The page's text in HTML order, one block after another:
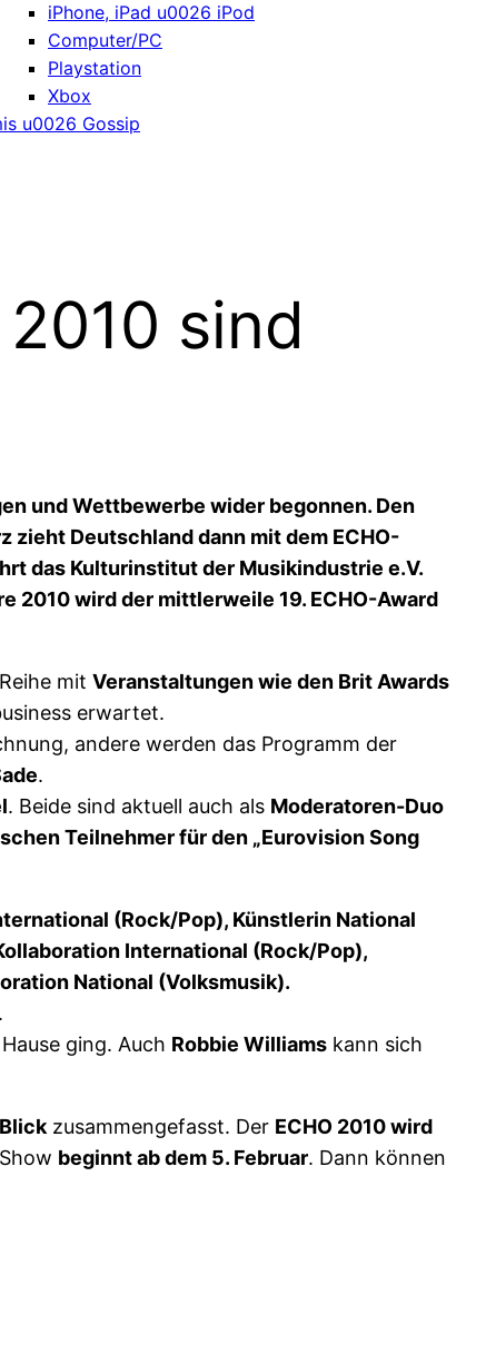
iPhone, iPad u0026 iPod
Computer/PC
Playstation
Xbox
u0026 Gossip
sind
und Wettbewerbe wider begonnen. Den
zieht Deutschland dann mit dem ECHO-
das Kulturinstitut der Musikindustrie e.V.
2010 wird der mittlerweile 19. ECHO-Award
mit Veranstaltungen wie den Brit Awards
erwartet.
andere werden das Programm der
.
. Beide sind aktuell auch als Moderatoren-Duo
Teilnehmer für den „Eurovision Song
(Rock/Pop), Künstlerin National
International (Rock/Pop),
National (Volksmusik).
ging. Auch Robbie Williams kann sich
zusammengefasst. Der ECHO 2010 wird
beginnt ab dem 5. Februar. Dann können